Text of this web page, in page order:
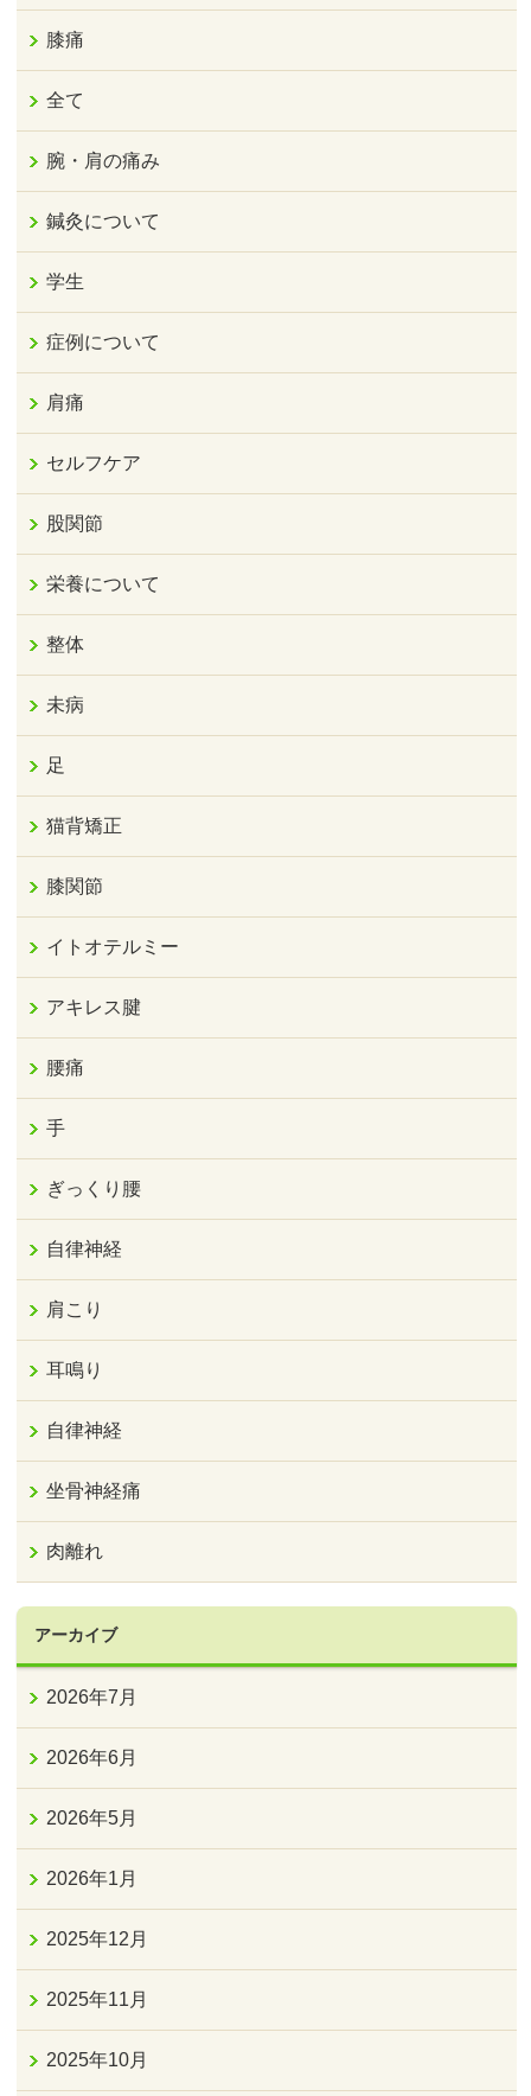
膝痛
全て
腕・肩の痛み
鍼灸について
学生
症例について
肩痛
セルフケア
股関節
栄養について
整体
未病
足
猫背矯正
膝関節
イトオテルミー
アキレス腱
腰痛
手
ぎっくり腰
自律神経
肩こり
耳鳴り
自律神経
坐骨神経痛
肉離れ
アーカイブ
2026年7月
2026年6月
2026年5月
2026年1月
2025年12月
2025年11月
2025年10月